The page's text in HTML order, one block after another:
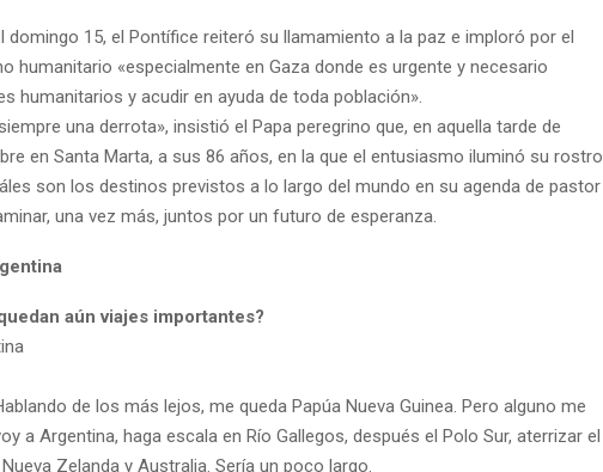
domingo 15, el Pontífice reiteró su llamamiento a la paz e imploró por el
humanitario «especialmente en Gaza donde es urgente y necesario
humanitarios y acudir en ayuda de toda población».
una derrota», insistió el Papa peregrino que, en aquella tarde de
en Santa Marta, a sus 86 años, en la que el entusiasmo iluminó su rostro
son los destinos previstos a lo largo del mundo en su agenda de pastor
una vez más, juntos por un futuro de esperanza.
aún viajes importantes?
de los más lejos, me queda Papúa Nueva Guinea. Pero alguno me
a Argentina, haga escala en Río Gallegos, después el Polo Sur, aterrizar el
Zelanda y Australia. Sería un poco largo.